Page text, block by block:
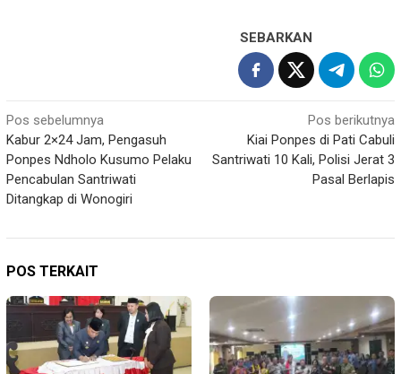
SEBARKAN
Navigasi
pos
Pos sebelumnya
Kabur 2×24 Jam, Pengasuh
Ponpes Ndholo Kusumo Pelaku
Pencabulan Santriwati
Ditangkap di Wonogiri
Pos berikutnya
Kiai Ponpes di Pati Cabuli
Santriwati 10 Kali, Polisi Jerat 3
Pasal Berlapis
POS TERKAIT